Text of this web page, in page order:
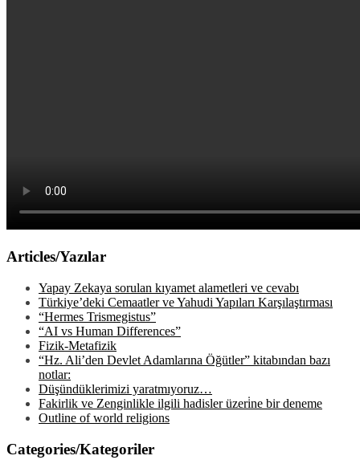
Articles/Yazılar
Yapay Zekaya sorulan kıyamet alametleri ve cevabı
Türkiye’deki Cemaatler ve Yahudi Yapıları Karşılaştırması
“Hermes Trismegistus”
“AI vs Human Differences”
Fizik-Metafizik
“Hz. Ali’den Devlet Adamlarına Öğütler” kitabından bazı
notlar:
Düşündüklerimizi yaratmıyoruz…
Fakirlik ve Zenginlikle ilgili hadisler üzeri̇ne bir deneme
Outline of world religions
Categories/Kategoriler